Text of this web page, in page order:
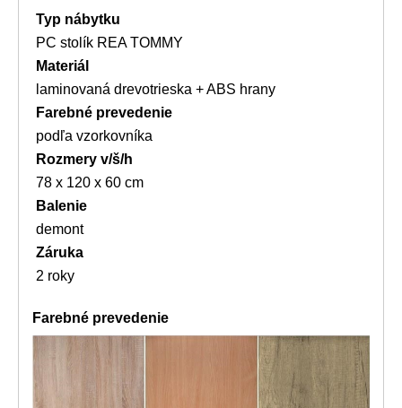
Typ nábytku
PC stolík REA TOMMY
Materiál
laminovaná drevotrieska + ABS hrany
Farebné prevedenie
podľa vzorkovníka
Rozmery v/š/h
78 x 120 x 60 cm
Balenie
demont
Záruka
2 roky
Farebné prevedenie